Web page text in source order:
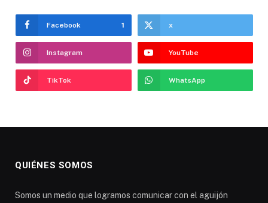
Facebook 1 x
Instagram YouTube
TikTok WhatsApp
QUIÉNES SOMOS
Somos un medio que logramos comunicar con el aguijón